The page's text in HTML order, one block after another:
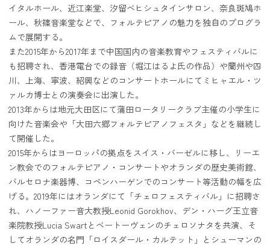
イタルホール、近江楽堂、汐留ベヒシュタインサロン、奈良斑鳩ホ
ール、秋篠音楽堂などで、フォルテピアノの魅力を独自のプログラ
ムで展開する。
また2015年から2017年まで中国国内の音楽教育やフェスティバルに
も招聘され、香港電台での録音（堀江はるよ氏の作品）や蘭州や四
川、上海、寧波、紹興などのコンサートホールにてミヒャエル・ツ
ァルカ博士との演奏会に出演した。
2013年からは地元大田区にて蒲田ロータリークラブ主催の小学生に
向けた音楽会や「大田六郷フォルテピアノフェスタ」などを継続し
て開催した。
2015年からはヨーロッパの拠点をスイス・バーゼルに移し、リーエ
ン教会でのフォルテピアノ・コンサートやオランダの歴史美術館、
バルセロナ楽器博、コペンハーゲンでのコンサート等活動の幅を広
げる。2019年にはオランダにて「チェロフェスティバル」に招聘さ
れ、ハノーファー音大教授Leonid Gorokhov、デン・ハーグ王立音
楽院教授Lucia Swartとベートーヴェンのチェロソナタを共演、そ
してオランダの名門「ロイスダール・カルテット」とシューマンの